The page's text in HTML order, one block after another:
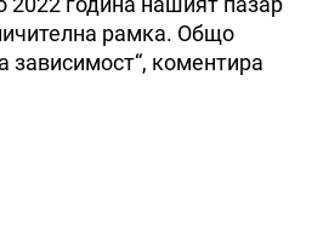
рамка. Общо
зависимост“, коментира